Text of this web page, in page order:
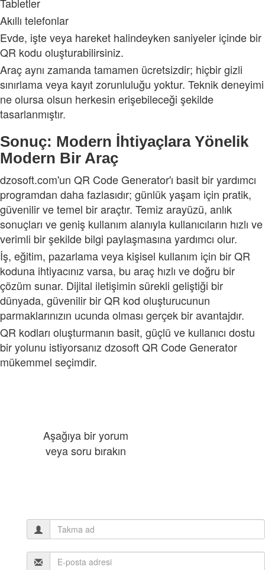
Akıllı telefonlar
Evde, işte veya hareket halindeyken saniyeler içinde bir
QR kodu oluşturabilirsiniz.
Araç aynı zamanda tamamen ücretsizdir; hiçbir gizli
sınırlama veya kayıt zorunluluğu yoktur. Teknik deneyimi
ne olursa olsun herkesin erişebileceği şekilde
tasarlanmıştır.
Sonuç: Modern İhtiyaçlara Yönelik
Modern Bir Araç
dzosoft.com'un QR Code Generator'ı basit bir yardımcı
programdan daha fazlasıdır; günlük yaşam için pratik,
güvenilir ve temel bir araçtır. Temiz arayüzü, anlık
sonuçları ve geniş kullanım alanıyla kullanıcıların hızlı ve
verimli bir şekilde bilgi paylaşmasına yardımcı olur.
İş, eğitim, pazarlama veya kişisel kullanım için bir QR
koduna ihtiyacınız varsa, bu araç hızlı ve doğru bir
çözüm sunar. Dijital iletişimin sürekli geliştiği bir
dünyada, güvenilir bir QR kod oluşturucunun
parmaklarınızın ucunda olması gerçek bir avantajdır.
QR kodları oluşturmanın basit, güçlü ve kullanıcı dostu
bir yolunu istiyorsanız dzosoft QR Code Generator
mükemmel seçimdir.
Aşağıya bir yorum
veya soru bırakın